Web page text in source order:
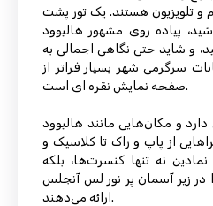
و تلویزیون هستند. یک تور پشت
پیاده روی مشهور هالیوود
و شاید حتی نگاهی اجمالی به
سرگرمی شهر بسیار فراتر از
صفحه نمایش نقره ای است.
و مکان‌هایی مانند هالیوود
از پاپ و راک تا کلاسیک و
نه تنها کنسرت‌ها، بلکه
زیر آسمان پر نور لس آنجلس
ارائه می‌دهند.